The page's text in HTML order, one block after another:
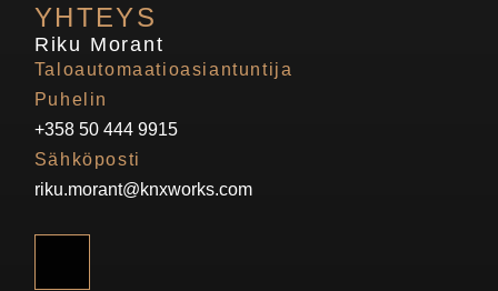
YHTEYS
Riku Morant
Taloautomaatioasiantuntija
Puhelin
+358 50 444 9915
Sähköposti
riku.morant@knxworks.com